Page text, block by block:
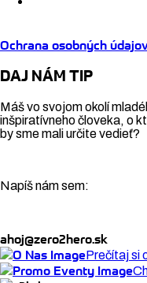
Ochrana osobných
DAJ NÁM TIP
Máš vo svojom okolí
inšpiratívneho človeka, o
by sme mali určite vedieť?
Napíš nám sem:
ahoj@zero2hero.sk
Prečítaj si